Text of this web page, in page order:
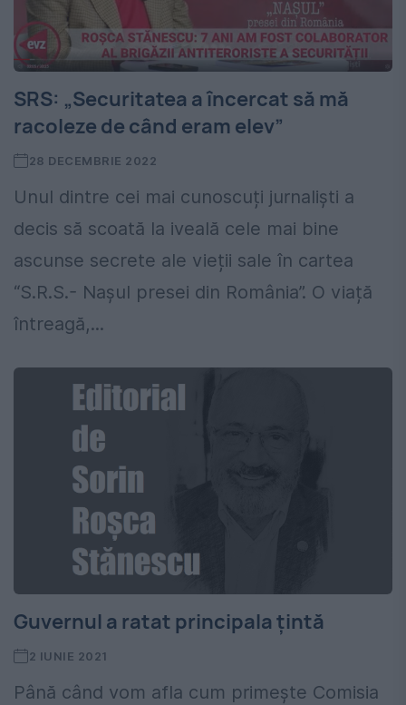
SRS: „Securitatea a încercat să mă
racoleze de când eram elev”
28 DECEMBRIE 2022
Unul dintre cei mai cunoscuți jurnaliști a
decis să scoată la iveală cele mai bine
ascunse secrete ale vieții sale în cartea
“S.R.S.- Nașul presei din România”. O viață
întreagă,...
Guvernul a ratat principala țintă
2 IUNIE 2021
Până când vom afla cum primește Comisia